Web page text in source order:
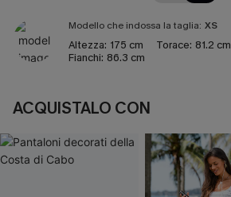
Modello che indossa la taglia: XS
Altezza: 175 cm Torace: 81.2 cm
Fianchi: 86.3 cm
ACQUISTALO CON